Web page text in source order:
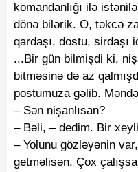
komandanlığı ilə
dönə bilərik. O, təkcə
qardaşı, dostu, sirdaşı
...Bir gün bilmişdi ki,
bitməsinə də az
postumuza gəlib.
– Sən nişanlısan?
– Bəli, – dedim. Bir
– Yolunu gözləyənin
getməlisən. Çox